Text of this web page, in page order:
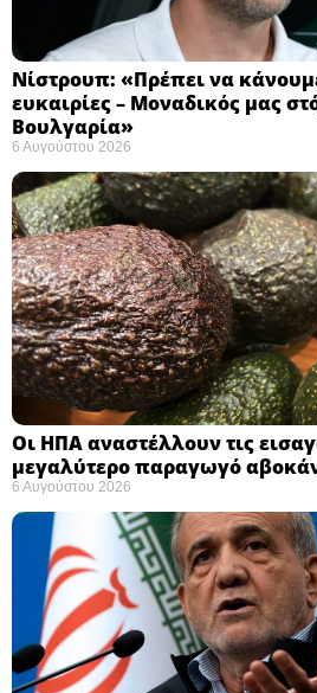
Νίστρουπ: «Πρέπει να
ευκαιρίες – Μοναδικός μας
Βουλγαρία» ​
6 Αυγούστου 2026
Οι ΗΠΑ αναστέλλουν τις
μεγαλύτερο παραγωγό
6 Αυγούστου 2026